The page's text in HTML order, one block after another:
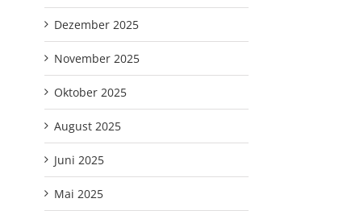
Dezember 2025
November 2025
Oktober 2025
August 2025
Juni 2025
Mai 2025